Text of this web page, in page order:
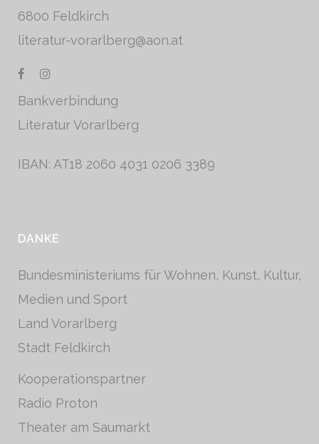
6800 Feldkirch
literatur-vorarlberg@aon.at
Bankverbindung
Literatur Vorarlberg
IBAN: AT18 2060 4031 0206 3389
DANKE
Bundesministeriums für Wohnen, Kunst, Kultur,
Medien und Sport
Land Vorarlberg
Stadt Feldkirch
Kooperationspartner
Radio Proton
Theater am Saumarkt